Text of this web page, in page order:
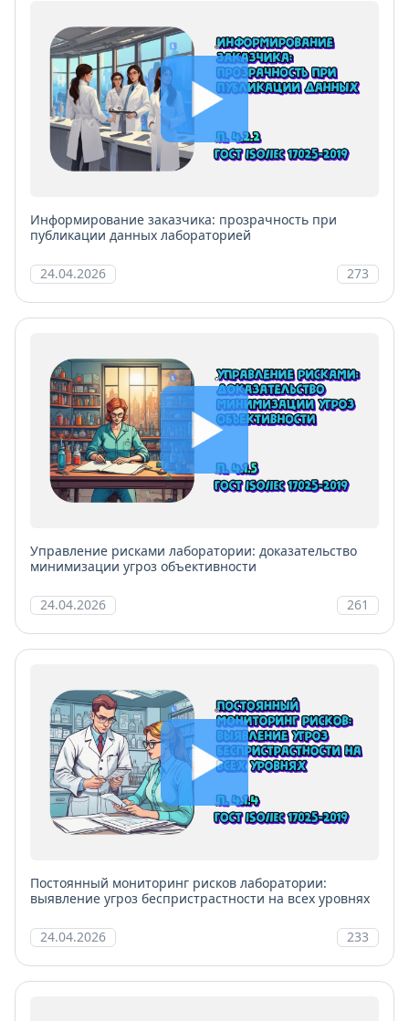
Информирование заказчика: прозрачность при
публикации данных лабораторией
24.04.2026 273
Управление рисками лаборатории: доказательство
минимизации угроз объективности
24.04.2026 261
Постоянный мониторинг рисков лаборатории:
выявление угроз беспристрастности на всех уровнях
24.04.2026 233